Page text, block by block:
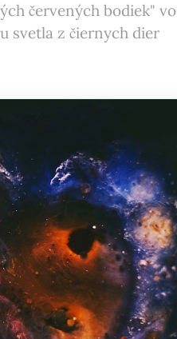
červených bodiek" vo
svetla z čiernych dier